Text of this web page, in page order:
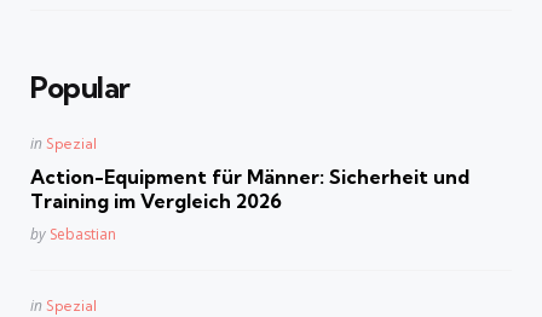
Popular
Posted
in Spezial
Action-Equipment für Männer: Sicherheit und
Training im Vergleich 2026
Posted
by Sebastian
Posted
in Spezial